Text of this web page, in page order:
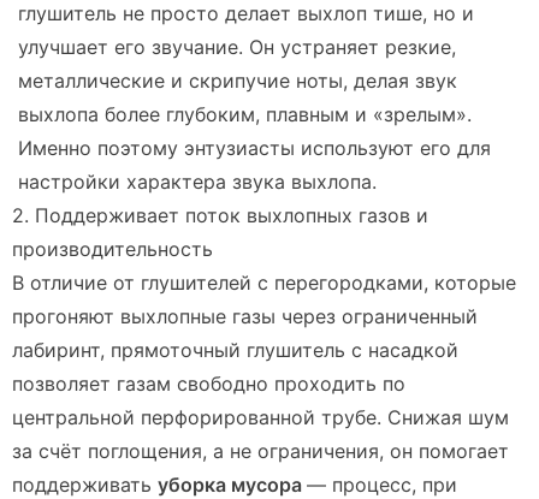
глушитель не просто делает выхлоп тише, но и
улучшает его звучание. Он устраняет резкие,
металлические и скрипучие ноты, делая звук
выхлопа более глубоким, плавным и «зрелым».
Именно поэтому энтузиасты используют его для
настройки характера звука выхлопа.
2. Поддерживает поток выхлопных газов и
производительность
В отличие от глушителей с перегородками, которые
прогоняют выхлопные газы через ограниченный
лабиринт, прямоточный глушитель с насадкой
позволяет газам свободно проходить по
центральной перфорированной трубе. Снижая шум
за счёт поглощения, а не ограничения, он помогает
поддерживать уборка мусора — процесс, при